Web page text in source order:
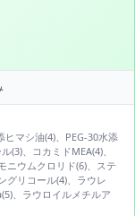
ヒマシ油(4)、PEG-30水添
(3)、コカミドMEA(4)、
ニウムクロリド(6)、ステ
グリコール(4)、ラウレ
、ラウロイルメチルア